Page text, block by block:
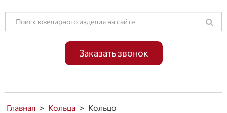
Заказать звонок
Главная > Кольца > Кольцо